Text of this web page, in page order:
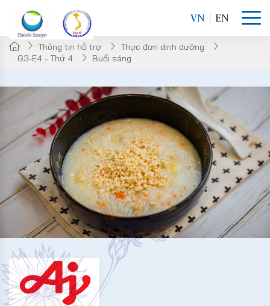
VN EN
Thông tin hỗ trợ
Thực đơn dinh dưỡng
G3-E4 - Thứ 4
Buổi sáng